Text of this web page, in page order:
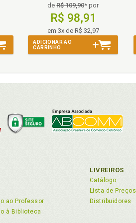
deR$ 109,90* por
R$ 98,91
em 3x de R$ 32,97
ADICIONAR AO
CARRINHO
ao Professor
à Biblioteca
LIVREIROS
Catálogo
Lista de Preços
Distribuidores